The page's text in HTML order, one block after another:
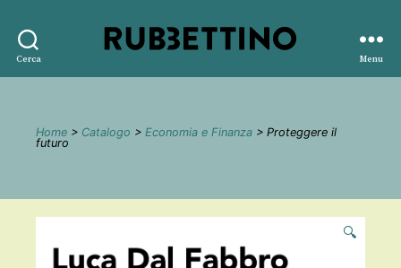
Cerca
editore
Menu
Home > Catalogo > Economia e Finanza > Proteggere il
futuro
🔍